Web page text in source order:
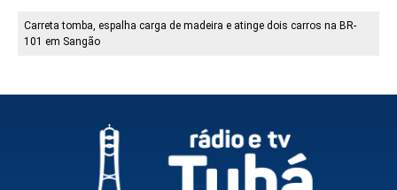
Carreta tomba, espalha carga de madeira e atinge dois carros na BR-
101 em Sangão